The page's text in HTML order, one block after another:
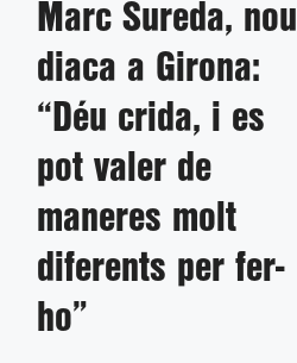
Marc Sureda, nou
diaca a Girona:
“Déu crida, i es
pot valer de
maneres molt
diferents per fer-
ho”